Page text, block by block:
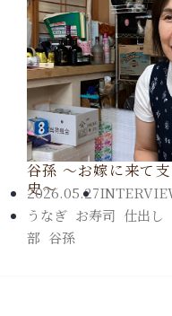
谷孫 ～お嫁に来て
史～
2026.05.27
うなぎ お寿司 仕出し
部 谷孫